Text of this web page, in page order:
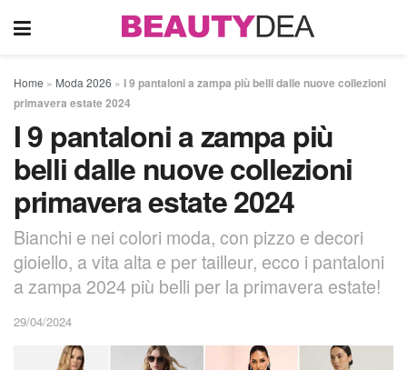
Home » Moda 2026 » I 9 pantaloni a zampa più belli dalle nuove collezioni
primavera estate 2024
I 9 pantaloni a zampa più
belli dalle nuove collezioni
primavera estate 2024
Bianchi e nei colori moda, con pizzo e decori
gioiello, a vita alta e per tailleur, ecco i pantaloni
a zampa 2024 più belli per la primavera estate!
29/04/2024